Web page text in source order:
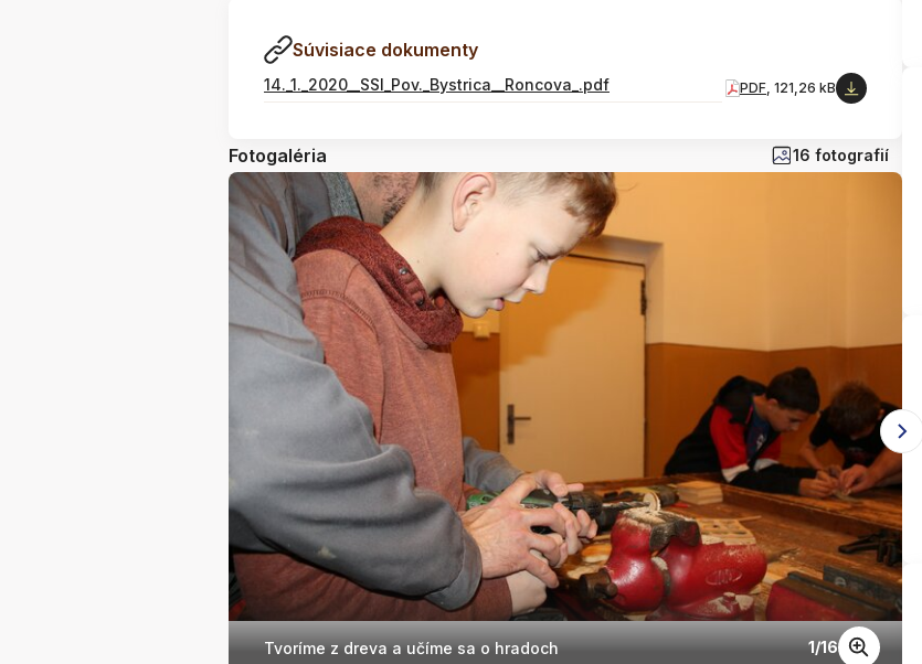
Súvisiace dokumenty
14._1._2020__SSI_Pov._Bystrica__Roncova_.pdf PDF, 121,26 kB
Fotogaléria 16 fotografií
Tvoríme z dreva a učíme sa o hradoch 1/16